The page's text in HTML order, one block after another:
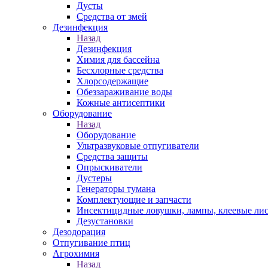
Дусты
Средства от змей
Дезинфекция
Назад
Дезинфекция
Химия для бассейна
Бесхлорные средства
Хлорсодержащие
Обеззараживание воды
Кожные антисептики
Оборудование
Назад
Оборудование
Ультразвуковые отпугиватели
Средства защиты
Опрыскиватели
Дустеры
Генераторы тумана
Комплектующие и запчасти
Инсектицидные ловушки, лампы, клеевые
Дезустановки
Дезодорация
Отпугивание птиц
Агрохимия
Назад